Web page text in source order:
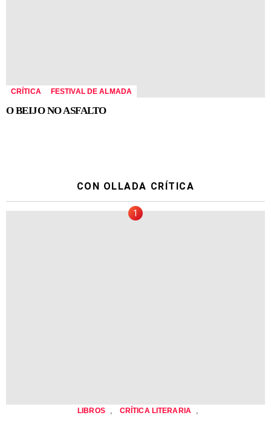
CRÍTICA FESTIVAL DE ALMADA
O BEIJO NO ASFALTO
CON OLLADA CRÍTICA
LIBROS CRÍTICA LITERARIA